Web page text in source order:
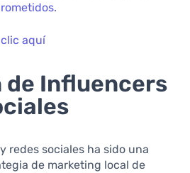
clic aquí
de Influencers
y redes sociales ha sido una
de marketing local de